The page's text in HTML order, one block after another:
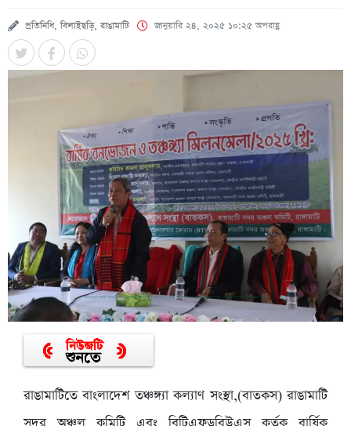
প্রতিনিধি, বিলাইছড়ি, রাঙামাটি জানুয়ারি ২৪, ২০২৫ ১০:২৫ অপরাহ্ণ
রাঙামাটিতে বাংলাদেশ তঞ্চঙ্গ্যা কল্যাণ সংস্থা,(বাতকস) রাঙামাটি